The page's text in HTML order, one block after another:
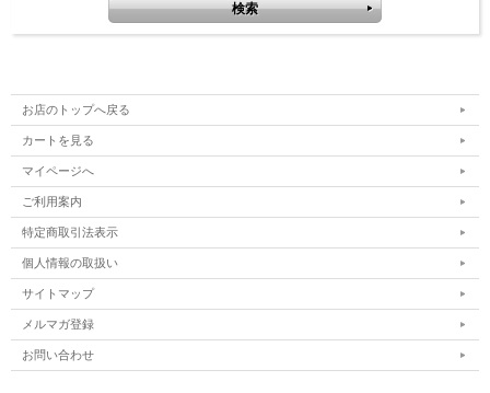
お店のトップへ戻る
カートを見る
マイページへ
ご利用案内
特定商取引法表示
個人情報の取扱い
サイトマップ
メルマガ登録
お問い合わせ